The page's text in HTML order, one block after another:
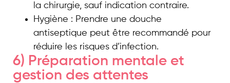
la chirurgie, sauf indication contraire.
Hygiène : Prendre une douche
antiseptique peut être recommandé pour
réduire les risques d’infection.
6) Préparation mentale et
gestion des attentes